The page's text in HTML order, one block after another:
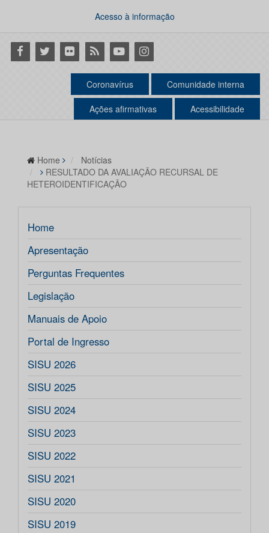
Acesso à informação
Facebook
Twitter Flickr RSS YoutubeInstagram
Coronavírus Comunidade interna
Ações afirmativas Acessibilidade
Home
Notícias
RESULTADO DA AVALIAÇÃO RECURSAL DE
HETEROIDENTIFICAÇÃO
Home
Apresentação
Perguntas Frequentes
Legislação
Manuais de Apoio
Portal de Ingresso
SISU 2026
SISU 2025
SISU 2024
SISU 2023
SISU 2022
SISU 2021
SISU 2020
SISU 2019